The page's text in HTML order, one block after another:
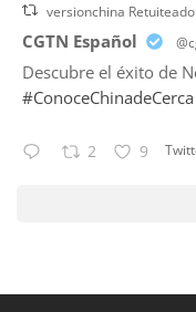
versionchina Retuiteado
CGTN Español
Descubre el éxito de
#ConoceChinadeCerca
2 9